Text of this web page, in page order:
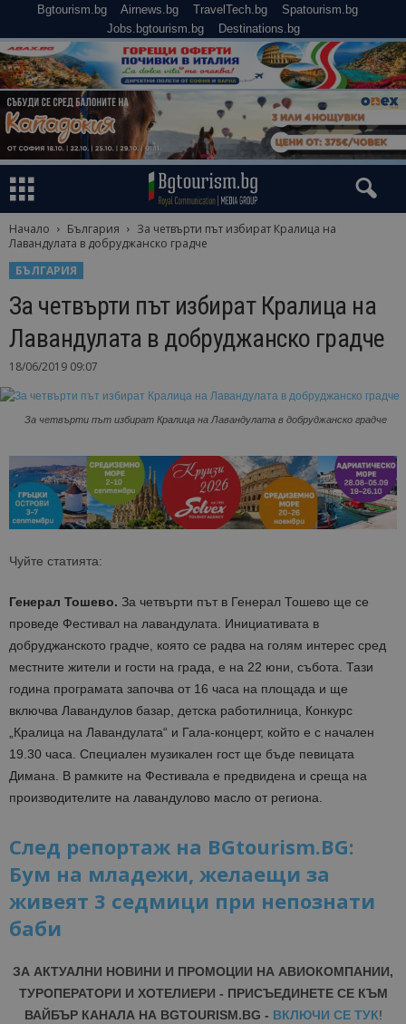
Bgtourism.bg Airnews.bg TravelTech.bg
Spatourism.bg
Jobs.bgtourism.bg
Destinations.bg
Начало България
За четвърти път избират Кралица на
Лавандулата в добруджанско градче
БЪЛГАРИЯ
За четвърти път избират Кралица на
Лавандулата в добруджанско градче
18/06/2019 09:07
За четвърти път избират Кралица на Лавандулата в добруджанско градче
Чуйте статията:
Генерал Тошево. За четвърти път в Генерал Тошево ще се
проведе Фестивал на лавандулата. Инициативата в
добруджанското градче, която се радва на голям интерес сред
местните жители и гости на града, е на 22 юни, събота. Тази
година програмата започва от 16 часа на площада и ще
включва Лавандулов базар, детска работилница, Конкурс
„Кралица на Лавандулата“ и Гала-концерт, който е с начален
19.30 часа. Специален музикален гост ще бъде певицата
Димана. В рамките на Фестивала е предвидена и среща на
производителите на лавандулово масло от региона.
След репортаж на BGtourism.BG:
Бум на младежи, желаещи за
живеят 3 седмици при непознати
баби
ЗА АКТУАЛНИ НОВИНИ И ПРОМОЦИИ НА АВИОКОМПАНИИ,
ТУРОПЕРАТОРИ И ХОТЕЛИЕРИ - ПРИСЪЕДИНЕТЕ СЕ КЪМ
ВАЙБЪР КАНАЛА НА BGTOURISM.BG - ВКЛЮЧИ СЕ ТУК!